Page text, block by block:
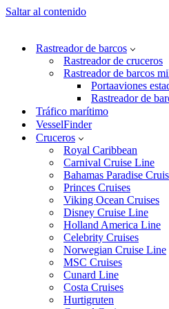
Saltar al contenido
Rastreador de barcos
Rastreador de cruceros
Rastreador de barcos
Portaaviones
Rastreador de
Tráfico marítimo
VesselFinder
Cruceros
Royal Caribbean
Carnival Cruise Line
Bahamas Paradise
Princes Cruises
Viking Ocean Cruises
Disney Cruise Line
Holland America Line
Celebrity Cruises
Norwegian Cruise Line
MSC Cruises
Cunard Line
Costa Cruises
Hurtigruten